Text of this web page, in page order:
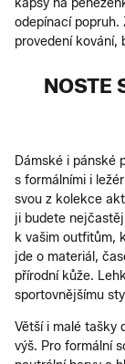
kapsy na
odepínací popruh.
provedení kování,
NOSTE
Dámské i pánské
s formálními i
svou z kolekce
ji budete
k vašim outfitům,
jde o materiál,
přírodní kůže.
sportovnějšímu
Větší i malé tašky
výš. Pro formální